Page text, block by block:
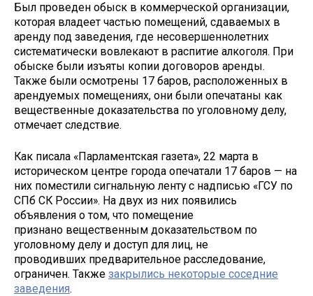
Был проведен обыск в коммерческой организации,
которая владеет частью помещений, сдаваемых в
аренду под заведения, где несовершеннолетних
систематически вовлекают в распитие алкоголя. При
обыске были изъяты копии договоров аренды.
Также были осмотрены 17 баров, расположенных в
арендуемых помещениях, они были опечатаны как
вещественные доказательства по уголовному делу,
отмечает следствие.
Как писала «Парламентская газета», 22 марта в
историческом центре города опечатали 17 баров — на
них поместили сигнальную ленту с надписью «ГСУ по
СПб СК России». На двух из них появились
объявления о том, что помещение
признано вещественным доказательством по
уголовному делу и доступ для лиц, не
проводивших предварительное расследование,
ограничен. Также закрылись некоторые соседние
заведения.